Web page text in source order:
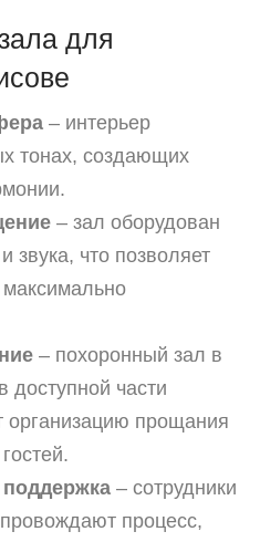
для
– интерьер
тонах, создающих
– зал оборудован
звука, что позволяет
– похоронный зал в
доступной части
организацию прощания
– сотрудники
процесс,